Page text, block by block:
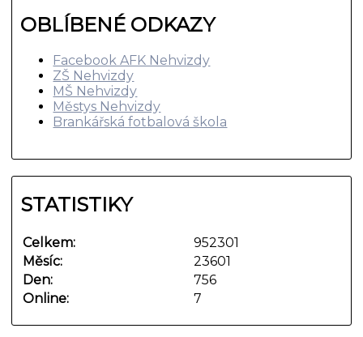
OBLÍBENÉ ODKAZY
Facebook AFK Nehvizdy
ZŠ Nehvizdy
MŠ Nehvizdy
Městys Nehvizdy
Brankářská fotbalová škola
STATISTIKY
Online: 7
Celkem:
952301
Měsíc:
23601
Den:
756